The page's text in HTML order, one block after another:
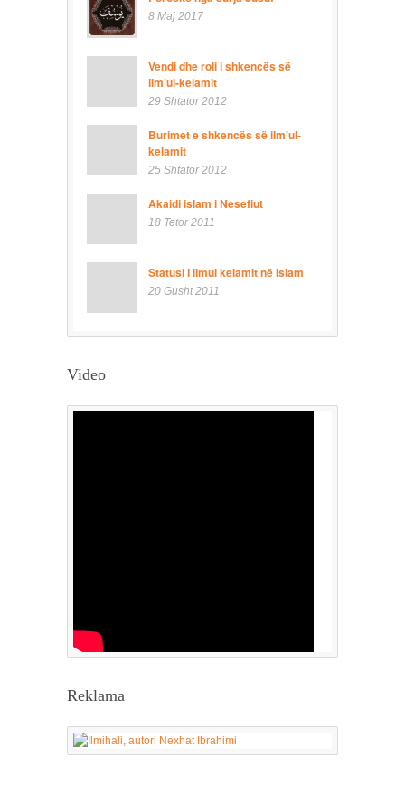
8 Maj 2017
Vendi dhe roli i shkencës së
ilm’ul-kelamit
29 Shtator 2012
Burimet e shkencës së ilm’ul-
kelamit
25 Shtator 2012
Akaidi islam i Nesefiut
18 Tetor 2011
Statusi i ilmul kelamit në Islam
20 Gusht 2011
Video
Reklama